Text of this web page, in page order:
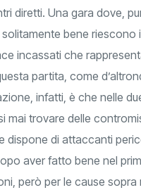
diretti. Una gara dove,
bene
incassati che
partita, come
infatti, è che nelle
mai trovare delle
dispone di attaccanti
aver fatto bene nel
però per le cause